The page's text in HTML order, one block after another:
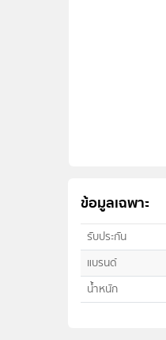
ข้อมูลเฉพาะ
รับประกัน
แบรนด์
น้ำหนัก